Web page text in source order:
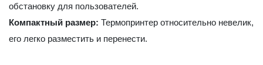
обстановку для пользователей.
Компактный размер: Термопринтер относительно невелик,
его легко разместить и перенести.